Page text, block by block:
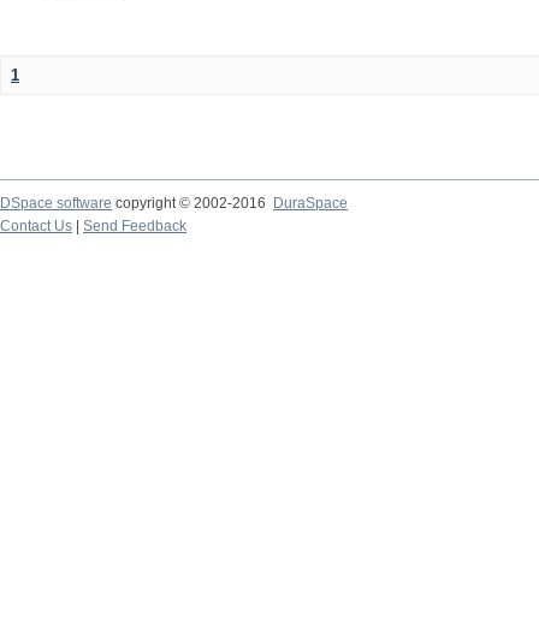
1
DSpace software copyright © 2002-2016
DuraSpace
Contact Us
Send Feedback